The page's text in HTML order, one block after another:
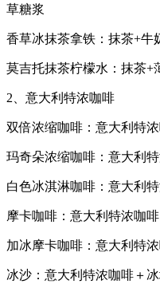
草糖浆
香草冰抹茶拿铁：抹茶+牛
莫吉托抹茶柠檬水：抹茶+
2、意大利特浓咖啡
双倍浓缩咖啡：意大利特
玛奇朵浓缩咖啡：意大利
白色冰淇淋咖啡：意大利
摩卡咖啡：意大利特浓咖
加冰摩卡咖啡：意大利特
冰沙：意大利特浓咖啡＋